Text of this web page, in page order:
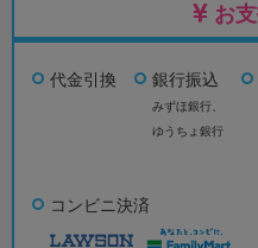
お
代金引換 銀行振込
みずほ銀行、
ゆうちょ銀行
コンビニ決済